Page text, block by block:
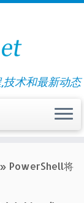
,技术和最新动态
» PowerShell将